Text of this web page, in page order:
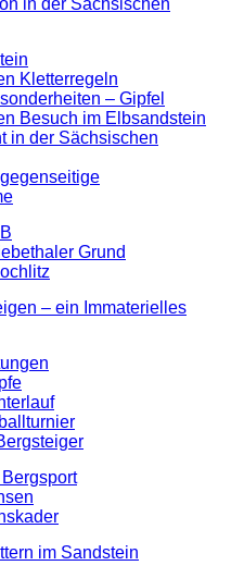
in der Sächsischen
Kletterregeln
– Gipfel
Besuch im Elbsandstein
in der Sächsischen
Grund
– ein Immaterielles
im Sandstein